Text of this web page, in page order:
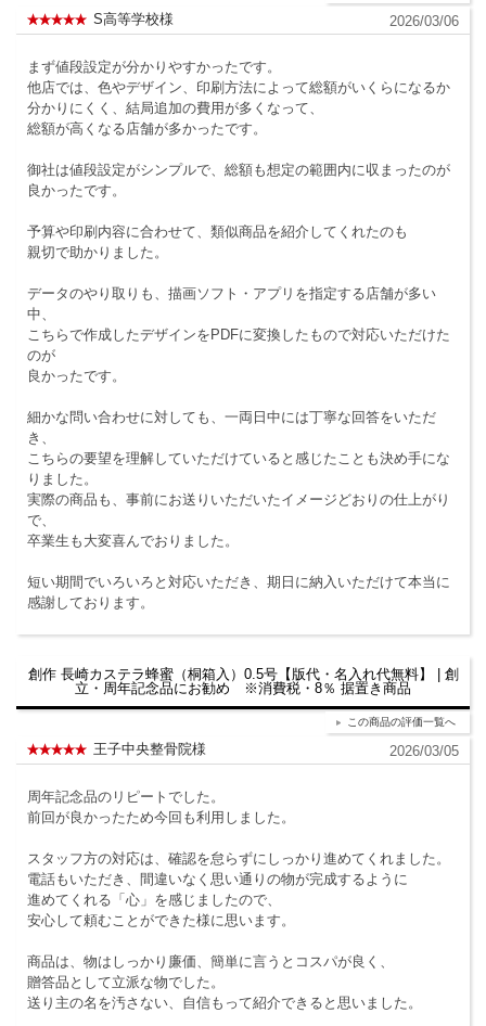
S高等学校様 2026/03/06
まず値段設定が分かりやすかったです。
他店では、色やデザイン、印刷方法によって総額がいくらになるか
分かりにくく、結局追加の費用が多くなって、
総額が高くなる店舗が多かったです。
御社は値段設定がシンプルで、総額も想定の範囲内に収まったのが
良かったです。
予算や印刷内容に合わせて、類似商品を紹介してくれたのも
親切で助かりました。
データのやり取りも、描画ソフト・アプリを指定する店舗が多い
中、
こちらで作成したデザインをPDFに変換したもので対応いただけた
のが
良かったです。
細かな問い合わせに対しても、一両日中には丁寧な回答をいただ
き、
こちらの要望を理解していただけていると感じたことも決め手にな
りました。
実際の商品も、事前にお送りいただいたイメージどおりの仕上がり
で、
卒業生も大変喜んでおりました。
短い期間でいろいろと対応いただき、期日に納入いただけて本当に
感謝しております。
創作 長崎カステラ蜂蜜（桐箱入）0.5号【版代・名入れ代無料】 | 創
立・周年記念品にお勧め ※消費税・8％ 据置き商品
この商品の評価一覧へ
王子中央整骨院様 2026/03/05
周年記念品のリピートでした。
前回が良かったため今回も利用しました。
スタッフ方の対応は、確認を怠らずにしっかり進めてくれました。
電話もいただき、間違いなく思い通りの物が完成するように
進めてくれる「心」を感じましたので、
安心して頼むことができた様に思います。
商品は、物はしっかり廉価、簡単に言うとコスパが良く、
贈答品として立派な物でした。
送り主の名を汚さない、自信もって紹介できると思いました。